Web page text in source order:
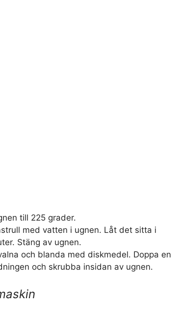
till 225 grader.
med vatten i ugnen. Låt det sitta i
Stäng av ugnen.
och blanda med diskmedel. Doppa en
och skrubba insidan av ugnen.